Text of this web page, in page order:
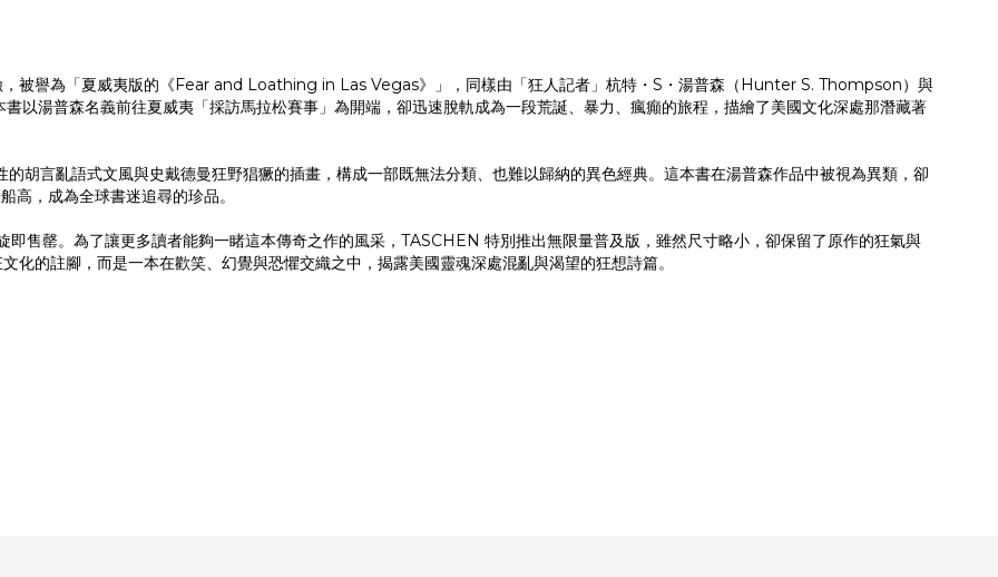
被譽為「夏威夷版的《Fear and Loathing in Las Vegas》」，同樣由「狂人記者」杭特・S・湯普森（Hunter S. Thompson）與
湯普森名義前往夏威夷「採訪馬拉松賽事」為開端，卻迅速脫軌成為一段荒誕、暴力、瘋癲的旅程，描繪了美國文化深處那潛藏著
言亂語式文風與史戴德曼狂野猖獗的插畫，構成一部既無法分類、也難以歸納的異色經典。這本書在湯普森作品中被視為異類，卻
高，成為全球書迷追尋的珍品。
售罄。為了讓更多讀者能夠一睹這本傳奇之作的風采，TASCHEN 特別推出無限量普及版，雖然尺寸略小，卻保留了原作的狂氣與
的註腳，而是一本在歡笑、幻覺與恐懼交織之中，揭露美國靈魂深處混亂與渴望的狂想詩篇。